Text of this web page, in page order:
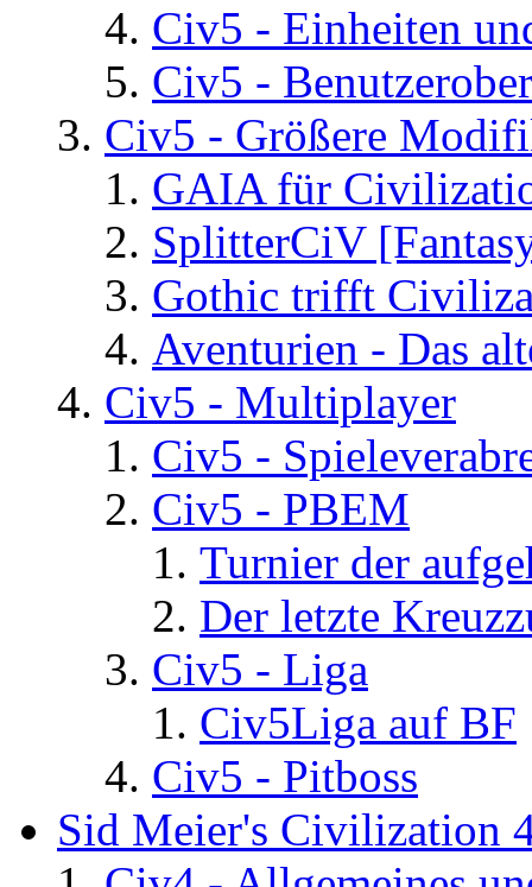
Civ5 - Einheiten
Civ5 -
Civ5 - Größere
GAIA für
SplitterCiV
Gothic trifft
Aventurien - Das
Civ5 - Multiplayer
Civ5 -
Civ5 - PBEM
Turnier der
Der letzte
Civ5 - Liga
Civ5Liga auf BF
Civ5 - Pitboss
Sid Meier's Civilization